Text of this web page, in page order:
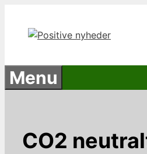
indhold
Menu
CO2